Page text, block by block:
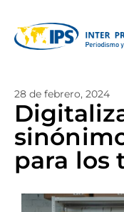
28 de febrero, 2024
para los